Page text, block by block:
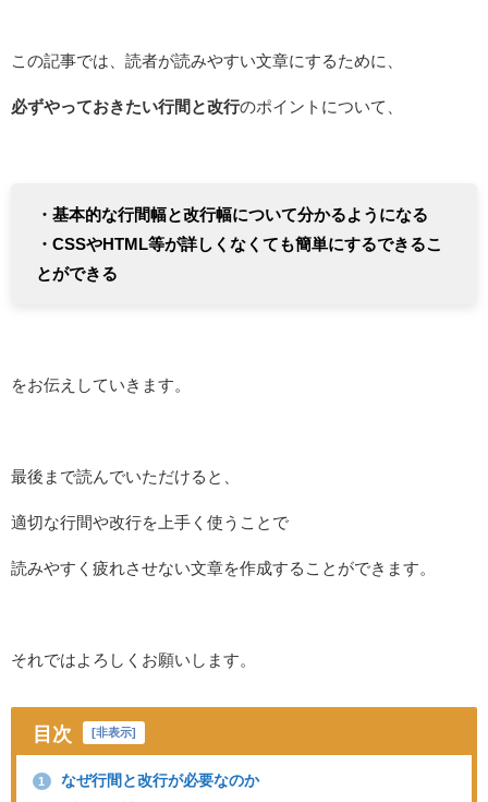
この記事では、読者が読みやすい文章にするために、
必ずやっておきたい行間と改行のポイントについて、
・基本的な行間幅と改行幅について分かるようになる
・CSSやHTML等が詳しくなくても簡単にするできるこ
とができる
をお伝えしていきます。
最後まで読んでいただけると、
適切な行間や改行を上手く使うことで
読みやすく疲れさせない文章を作成することができます。
それではよろしくお願いします。
目次 [非表示]
1 なぜ行間と改行が必要なのか